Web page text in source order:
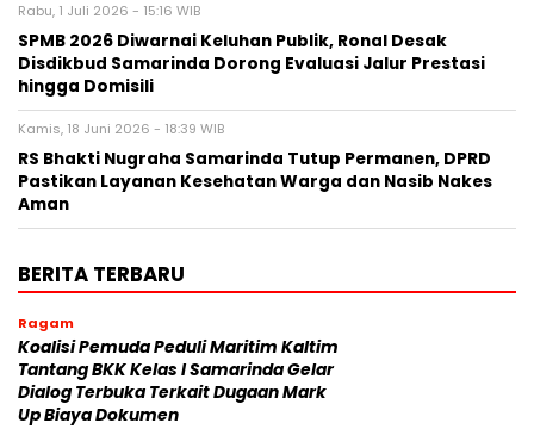
Rabu, 1 Juli 2026 - 15:16 WIB
SPMB 2026 Diwarnai Keluhan Publik, Ronal Desak
Disdikbud Samarinda Dorong Evaluasi Jalur Prestasi
hingga Domisili
Kamis, 18 Juni 2026 - 18:39 WIB
RS Bhakti Nugraha Samarinda Tutup Permanen, DPRD
Pastikan Layanan Kesehatan Warga dan Nasib Nakes
Aman
BERITA TERBARU
Ragam
Koalisi Pemuda Peduli Maritim Kaltim
Tantang BKK Kelas I Samarinda Gelar
Dialog Terbuka Terkait Dugaan Mark
Up Biaya Dokumen